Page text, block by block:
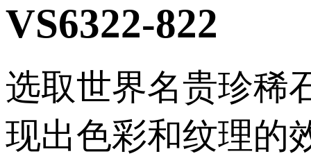
VS6322-822
选取世界名贵珍稀石
现出色彩和纹理的效